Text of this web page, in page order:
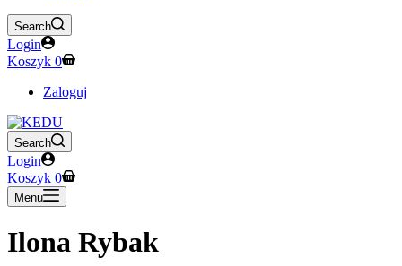
Search
Login
Koszyk 0
Zaloguj
Search
Login
Koszyk 0
Menu
Ilona Rybak